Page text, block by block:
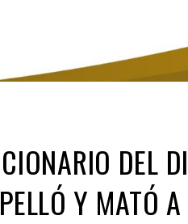
DEL
Y MATÓ